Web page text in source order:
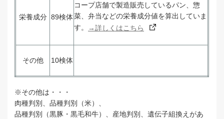
栄養成分 89検体
コープ店舗で製造販売しているパン、惣
菜、弁当などの栄養成分値を算出していま
す。
→詳しくはこちら
その他 10検体
※その他は・・・
肉種判別、品種判別（米）、
品種判別（黒豚・黒毛和牛）、産地判別、遺伝子組換えがあ